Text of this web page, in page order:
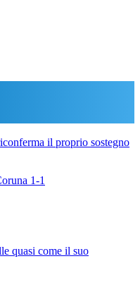
il proprio sostegno
1-1
quasi come il suo